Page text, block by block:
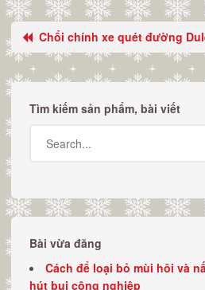
Chổi chính xe quét đường
Tìm kiếm sản phẩm, bài viết
Bài vừa đăng
Cách để loại bỏ mùi hôi và
hút bụi công nghiệp